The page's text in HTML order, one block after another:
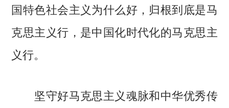
国特色社会主义为什么好，归根到底是马
克思主义行，是中国化时代化的马克思主
义行。
坚守好马克思主义魂脉和中华优秀传